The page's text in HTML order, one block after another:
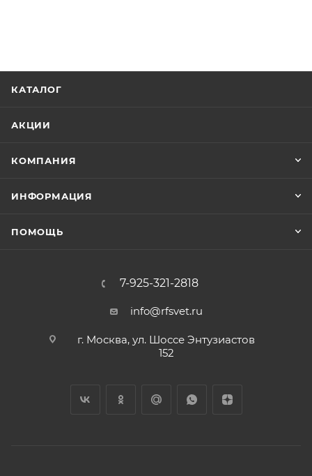
КАТАЛОГ
АКЦИИ
КОМПАНИЯ
ИНФОРМАЦИЯ
ПОМОЩЬ
7-925-321-2818
info@rfsvet.ru
г. Москва, ул. Шоссе Энтузиастов
152